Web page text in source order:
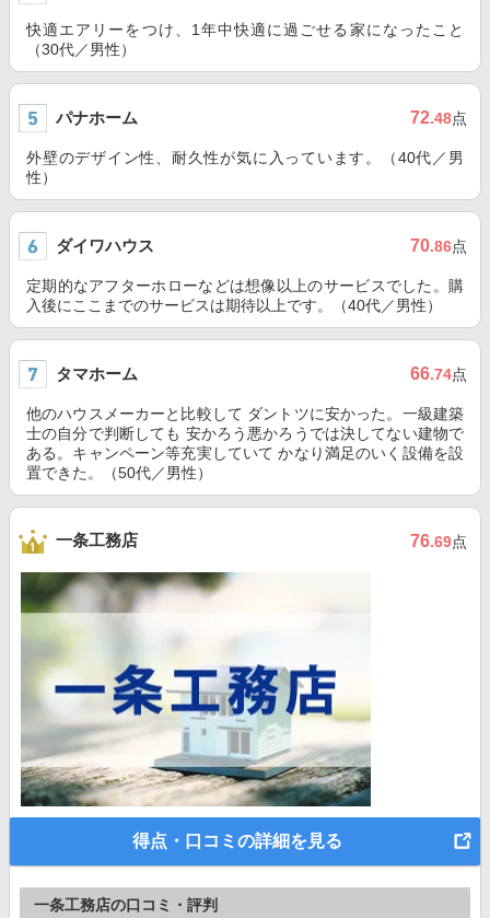
快適エアリーをつけ、1年中快適に過ごせる家になったこと
（30代／男性）
パナホーム 72.48点
外壁のデザイン性、耐久性が気に入っています。（40代／男
性）
ダイワハウス 70.86点
定期的なアフターホローなどは想像以上のサービスでした。購
入後にここまでのサービスは期待以上です。（40代／男性）
タマホーム 66.74点
他のハウスメーカーと比較して ダントツに安かった。一級建築
士の自分で判断しても 安かろう悪かろうでは決してない建物で
ある。キャンペーン等充実していて かなり満足のいく設備を設
置できた。（50代／男性）
一条工務店 76.69点
得点・口コミの詳細を見る
一条工務店の口コミ・評判